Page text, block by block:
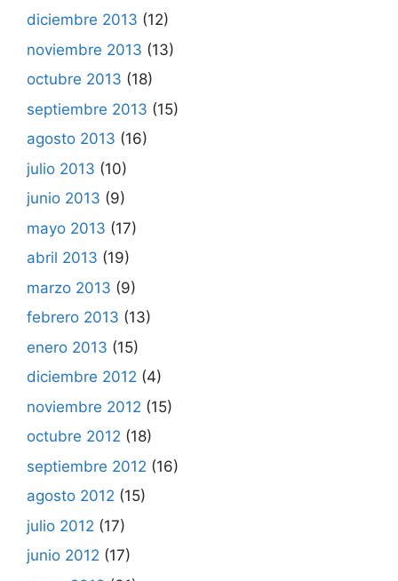
diciembre 2013 (12)
noviembre 2013 (13)
octubre 2013 (18)
septiembre 2013 (15)
agosto 2013 (16)
julio 2013 (10)
junio 2013 (9)
mayo 2013 (17)
abril 2013 (19)
marzo 2013 (9)
febrero 2013 (13)
enero 2013 (15)
diciembre 2012 (4)
noviembre 2012 (15)
octubre 2012 (18)
septiembre 2012 (16)
agosto 2012 (15)
julio 2012 (17)
junio 2012 (17)